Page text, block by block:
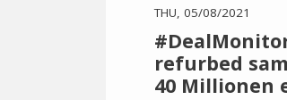
THU, 05/08/2021
refurbed
40 Millionen